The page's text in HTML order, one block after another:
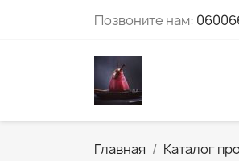
Позвоните нам:
Главная Каталог